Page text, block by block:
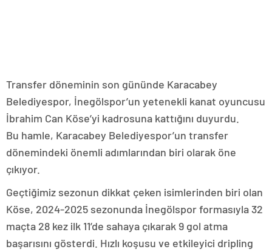
Transfer döneminin son gününde Karacabey
Belediyespor, İnegölspor’un yetenekli kanat oyuncusu
İbrahim Can Köse’yi kadrosuna kattığını duyurdu.
Bu hamle, Karacabey Belediyespor’un transfer
dönemindeki önemli adımlarından biri olarak öne
çıkıyor.
Geçtiğimiz sezonun dikkat çeken isimlerinden biri olan
Köse, 2024-2025 sezonunda İnegölspor formasıyla 32
maçta 28 kez ilk 11’de sahaya çıkarak 9 gol atma
başarısını gösterdi. Hızlı koşusu ve etkileyici dripling